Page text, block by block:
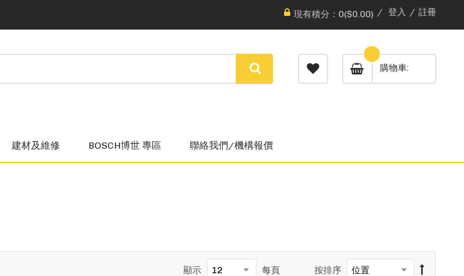
現有積分：0($0.00) 登入 註冊
購物車
建材及維修 BOSCH博世 專區 聯絡我們/機構報價
按排序
顯示 每頁